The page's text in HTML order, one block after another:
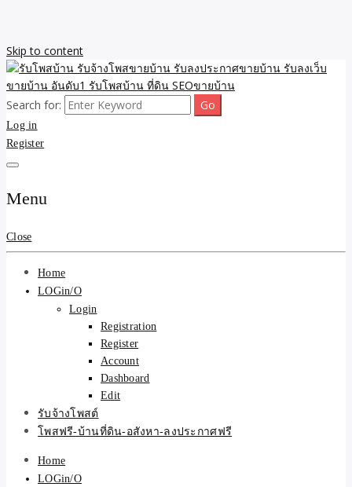
Skip to content
รับโพสบ้าน รับจ้างโพสขาย
บ้าน รับลงประกาศขายบ้าน
รับลงเว็บขายบ้าน อันดับ1
รับโพสบ้าน ที่ดิน SEOขาย
บ้าน
รับจ้างโพสขายบ้าน รับลงเว็บขายบ้าน รับโพสบ้าน รับลงประกาศขาย
บ้าน โพสบ้าน ขายที่ดิน SEO อสังหา ราคาถูก รับลงขายบ้าน
Search for:
Log in
Register
Menu
Close
Home
LOGin/O
Login
Registration
Register
Account
Dashboard
Edit
รับจ้างโพสต์
โพสฟรี-บ้านที่ดิน-อสังหา-ลงประกาศฟรี
Home
LOGin/O